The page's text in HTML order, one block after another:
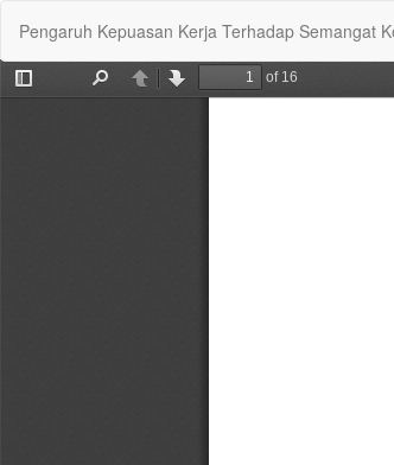
Article
Details
Pengaruh Kepuasan Kerja Terhadap Semangat